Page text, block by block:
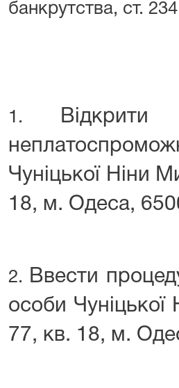
банкрутства, ст.
1.
Чуніцької Ніни
18, м. Одеса,
2.
Ввести
особи
77, кв. 18, м.